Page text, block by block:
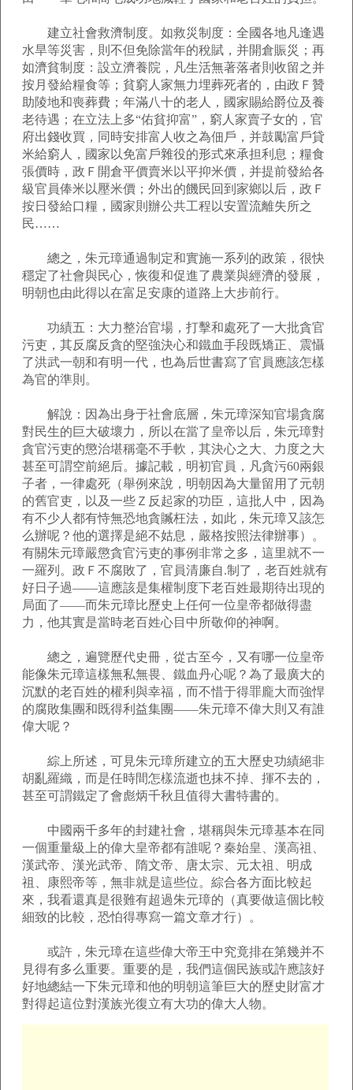
建立社會救濟制度。如救災制度：全國各地凡逢遇
水旱等災害，則不但免除當年的稅賦，并開倉賑災；再
如濟貧制度：設立濟養院，凡生活無著落者則收留之并
按月發給糧食等；貧窮人家無力埋葬死者的，由政Ｆ贊
助陵地和喪葬費；年滿八十的老人，國家賜給爵位及養
老待遇；在立法上多“佑貧抑富”，窮人家賣子女的，官
府出錢收買，同時安排富人收之為佃戶，并鼓勵富戶貸
米給窮人，國家以免富戶雜役的形式來承担利息；糧食
張價時，政Ｆ開倉平價賣米以平抑米價，并提前發給各
級官員俸米以壓米價；外出的饑民回到家鄉以后，政Ｆ
按日發給口糧，國家則辦公共工程以安置流離失所之
民……
總之，朱元璋通過制定和實施一系列的政策，很快
穩定了社會與民心，恢復和促進了農業與經濟的發展，
明朝也由此得以在富足安康的道路上大步前行。
功績五：大力整治官場，打擊和處死了一大批貪官
污吏，其反腐反貪的堅強決心和鐵血手段既矯正、震懾
了洪武一朝和有明一代，也為后世書寫了官員應該怎樣
為官的準則。
解說：因為出身于社會底層，朱元璋深知官場貪腐
對民生的巨大破壞力，所以在當了皇帝以后，朱元璋對
貪官污吏的懲治堪稱毫不手軟，其決心之大、力度之大
甚至可謂空前絕后。據記載，明初官員，凡貪污60兩銀
子者，一律處死（舉例來說，明朝因為大量留用了元朝
的舊官吏，以及一些Ｚ反起家的功臣，這批人中，因為
有不少人都有恃無恐地貪贓枉法，如此，朱元璋又該怎
么辦呢？他的選擇是絕不姑息，嚴格按照法律辦事）。
有關朱元璋嚴懲貪官污吏的事例非常之多，這里就不一
一羅列。政Ｆ不腐敗了，官員清廉自.制了，老百姓就有
好日子過――這應該是集權制度下老百姓最期待出現的
局面了――而朱元璋比歷史上任何一位皇帝都做得盡
力，他其實是當時老百姓心目中所敬仰的神啊。
總之，遍覽歷代史冊，從古至今，又有哪一位皇帝
能像朱元璋這樣無私無畏、鐵血丹心呢？為了最廣大的
沉默的老百姓的權利與幸福，而不惜于得罪龐大而強悍
的腐敗集團和既得利益集團――朱元璋不偉大則又有誰
偉大呢？
綜上所述，可見朱元璋所建立的五大歷史功績絕非
胡亂羅織，而是任時間怎樣流逝也抹不掉、揮不去的，
甚至可謂鐵定了會彪炳千秋且值得大書特書的。
中國兩千多年的封建社會，堪稱與朱元璋基本在同
一個重量級上的偉大皇帝都有誰呢？秦始皇、漢高祖、
漢武帝、漢光武帝、隋文帝、唐太宗、元太祖、明成
祖、康熙帝等，無非就是這些位。綜合各方面比較起
來，我看還真是很難有超過朱元璋的（真要做這個比較
細致的比較，恐怕得專寫一篇文章才行）。
或許，朱元璋在這些偉大帝王中究竟排在第幾并不
見得有多么重要。重要的是，我們這個民族或許應該好
好地總結一下朱元璋和他的明朝這筆巨大的歷史財富才
對得起這位對漢族光復立有大功的偉大人物。